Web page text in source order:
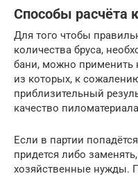
Способы расчёта
Для того чтобы
количества бруса,
бани, можно применить
из которых, к
приблизительный
качество
Если в партии
придется либо
хозяйственные нужды.